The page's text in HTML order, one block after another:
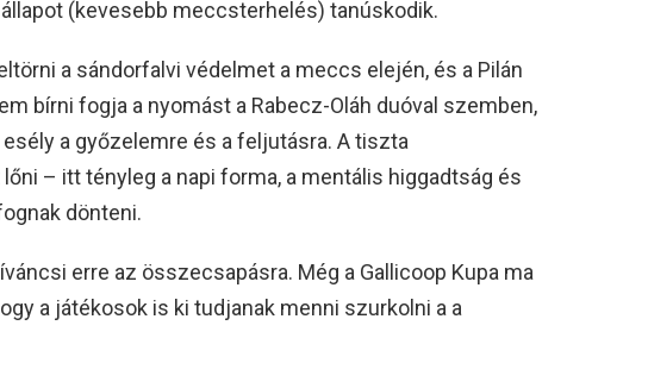
(kevesebb meccsterhelés) tanúskodik.
a sándorfalvi védelmet a meccs elején, és a Pilán
bírni fogja a nyomást a Rabecz-Oláh duóval szemben,
a győzelemre és a feljutásra. A tiszta
lőni – itt tényleg a napi forma, a mentális higgadtság és
dönteni.
erre az összecsapásra. Még a Gallicoop Kupa ma
a játékosok is ki tudjanak menni szurkolni a a